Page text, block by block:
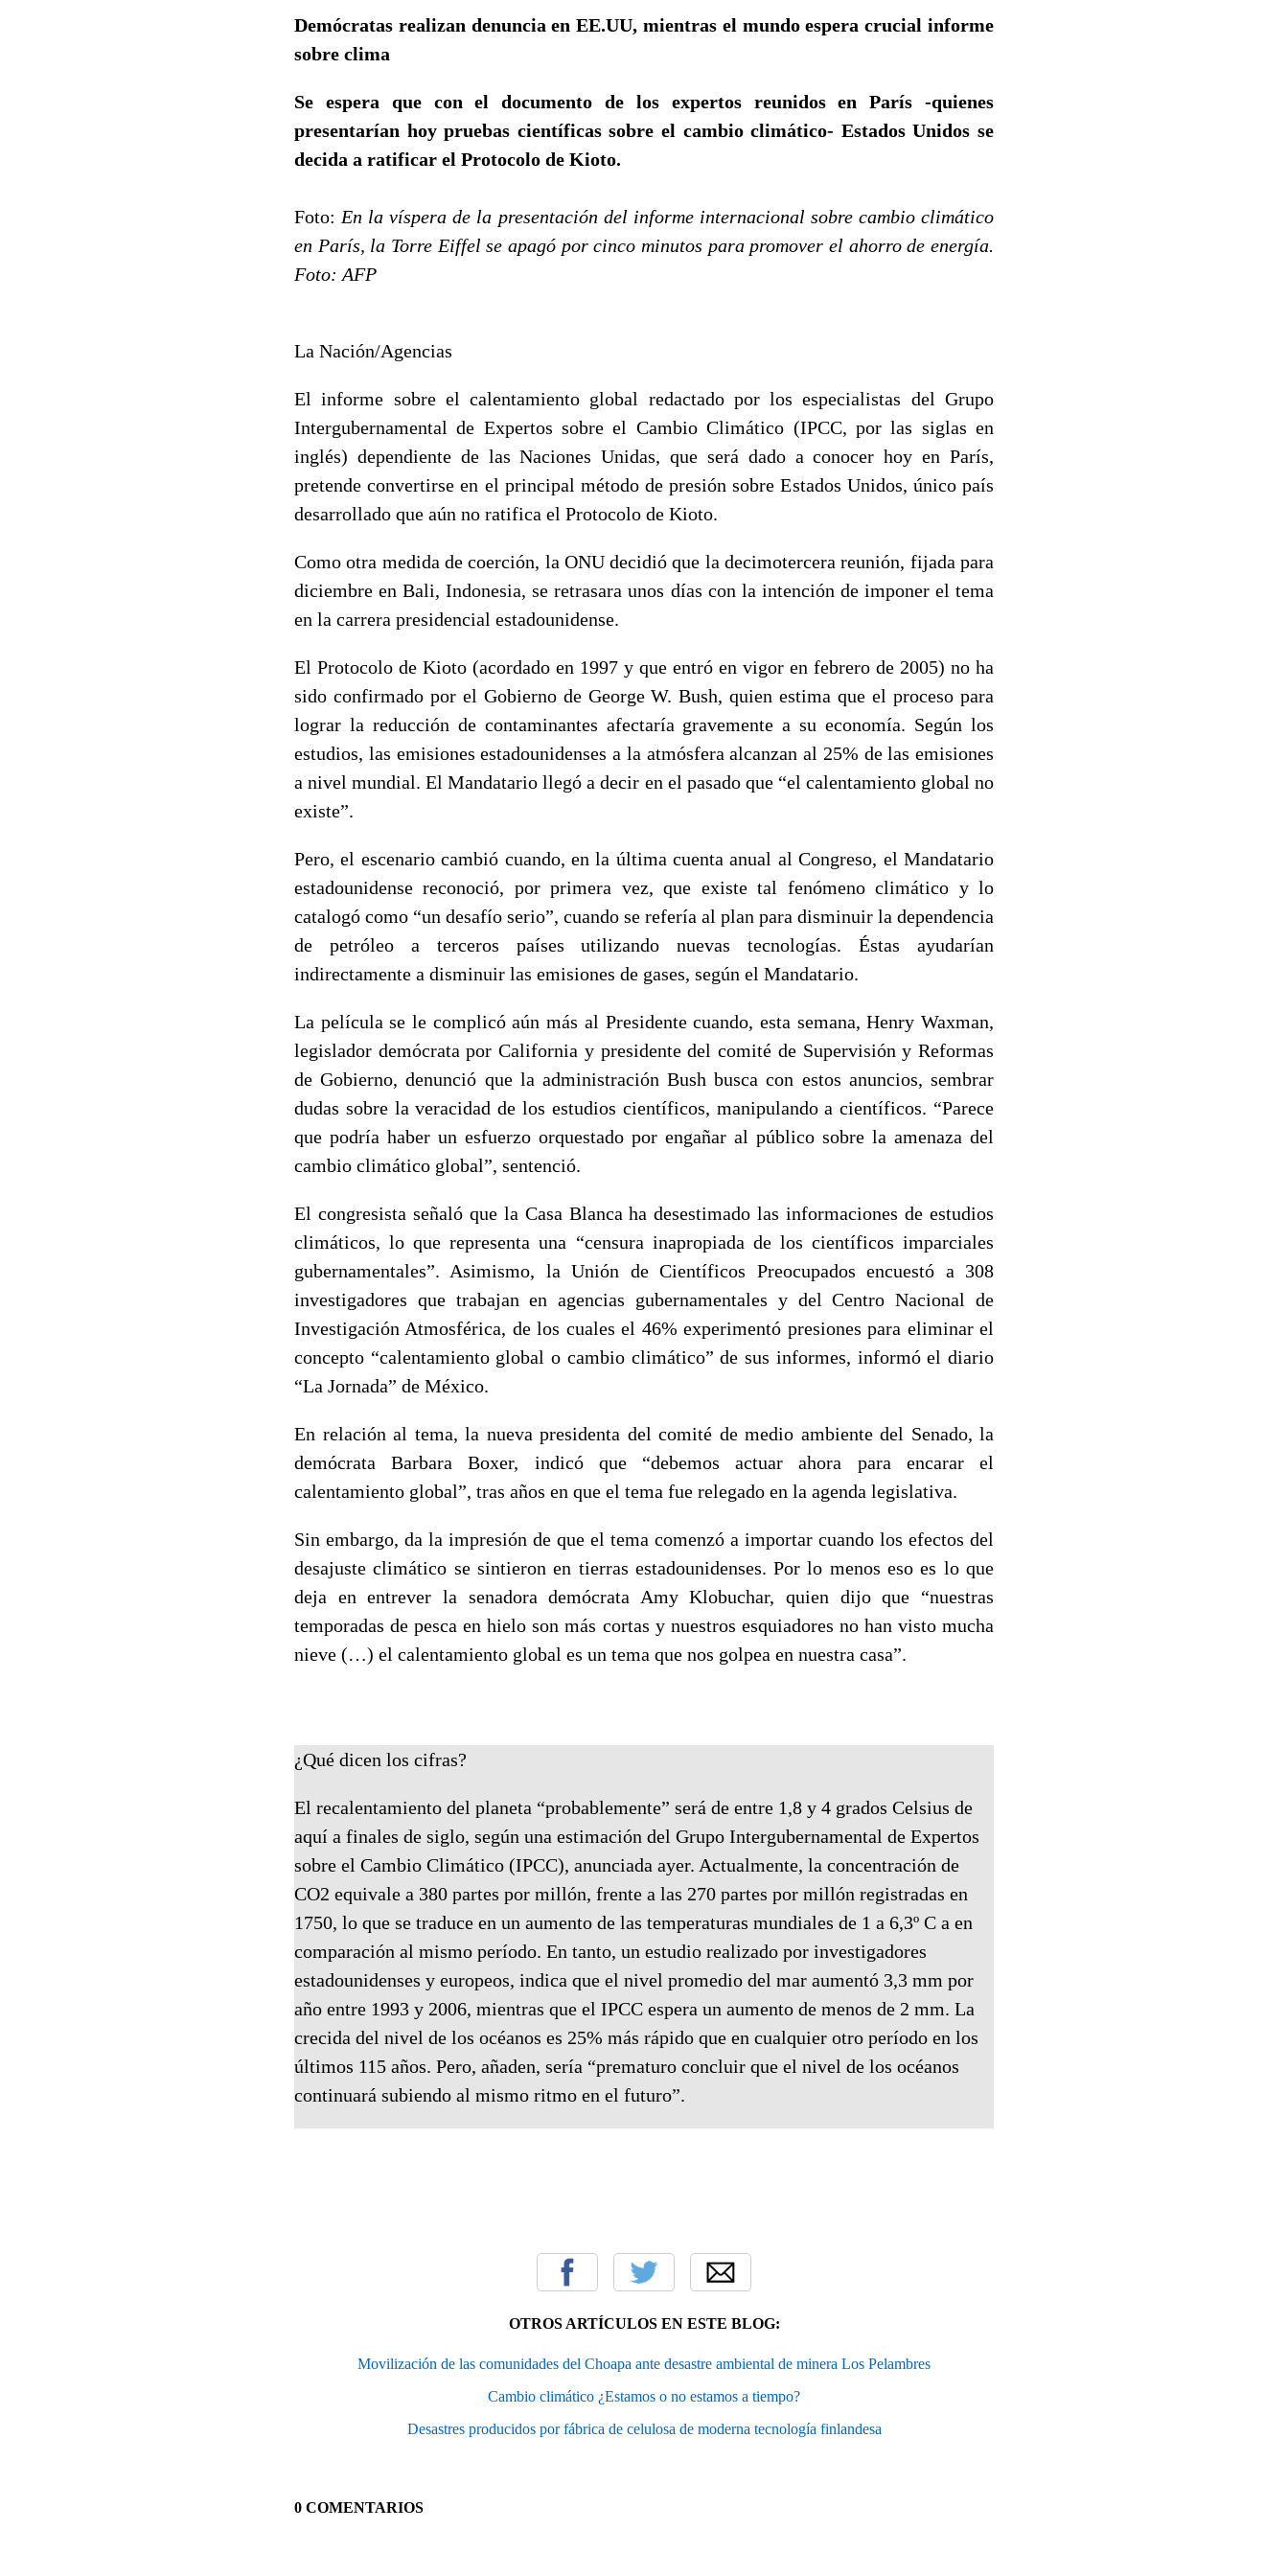
Demócratas realizan denuncia en EE.UU, mientras el mundo espera crucial informe
sobre clima
Se espera que con el documento de los expertos reunidos en París -quienes
presentarían hoy pruebas científicas sobre el cambio climático- Estados Unidos se
decida a ratificar el Protocolo de Kioto.
Foto: En la víspera de la presentación del informe internacional sobre cambio climático
en París, la Torre Eiffel se apagó por cinco minutos para promover el ahorro de energía.
Foto: AFP
La Nación/Agencias
El informe sobre el calentamiento global redactado por los especialistas del Grupo
Intergubernamental de Expertos sobre el Cambio Climático (IPCC, por las siglas en
inglés) dependiente de las Naciones Unidas, que será dado a conocer hoy en París,
pretende convertirse en el principal método de presión sobre Estados Unidos, único país
desarrollado que aún no ratifica el Protocolo de Kioto.
Como otra medida de coerción, la ONU decidió que la decimotercera reunión, fijada para
diciembre en Bali, Indonesia, se retrasara unos días con la intención de imponer el tema
en la carrera presidencial estadounidense.
El Protocolo de Kioto (acordado en 1997 y que entró en vigor en febrero de 2005) no ha
sido confirmado por el Gobierno de George W. Bush, quien estima que el proceso para
lograr la reducción de contaminantes afectaría gravemente a su economía. Según los
estudios, las emisiones estadounidenses a la atmósfera alcanzan al 25% de las emisiones
a nivel mundial. El Mandatario llegó a decir en el pasado que “el calentamiento global no
existe”.
Pero, el escenario cambió cuando, en la última cuenta anual al Congreso, el Mandatario
estadounidense reconoció, por primera vez, que existe tal fenómeno climático y lo
catalogó como “un desafío serio”, cuando se refería al plan para disminuir la dependencia
de petróleo a terceros países utilizando nuevas tecnologías. Éstas ayudarían
indirectamente a disminuir las emisiones de gases, según el Mandatario.
La película se le complicó aún más al Presidente cuando, esta semana, Henry Waxman,
legislador demócrata por California y presidente del comité de Supervisión y Reformas
de Gobierno, denunció que la administración Bush busca con estos anuncios, sembrar
dudas sobre la veracidad de los estudios científicos, manipulando a científicos. “Parece
que podría haber un esfuerzo orquestado por engañar al público sobre la amenaza del
cambio climático global”, sentenció.
El congresista señaló que la Casa Blanca ha desestimado las informaciones de estudios
climáticos, lo que representa una “censura inapropiada de los científicos imparciales
gubernamentales”. Asimismo, la Unión de Científicos Preocupados encuestó a 308
investigadores que trabajan en agencias gubernamentales y del Centro Nacional de
Investigación Atmosférica, de los cuales el 46% experimentó presiones para eliminar el
concepto “calentamiento global o cambio climático” de sus informes, informó el diario
“La Jornada” de México.
En relación al tema, la nueva presidenta del comité de medio ambiente del Senado, la
demócrata Barbara Boxer, indicó que “debemos actuar ahora para encarar el
calentamiento global”, tras años en que el tema fue relegado en la agenda legislativa.
Sin embargo, da la impresión de que el tema comenzó a importar cuando los efectos del
desajuste climático se sintieron en tierras estadounidenses. Por lo menos eso es lo que
deja en entrever la senadora demócrata Amy Klobuchar, quien dijo que “nuestras
temporadas de pesca en hielo son más cortas y nuestros esquiadores no han visto mucha
nieve (…) el calentamiento global es un tema que nos golpea en nuestra casa”.
¿Qué dicen los cifras?
El recalentamiento del planeta “probablemente” será de entre 1,8 y 4 grados Celsius de
aquí a finales de siglo, según una estimación del Grupo Intergubernamental de Expertos
sobre el Cambio Climático (IPCC), anunciada ayer. Actualmente, la concentración de
CO2 equivale a 380 partes por millón, frente a las 270 partes por millón registradas en
1750, lo que se traduce en un aumento de las temperaturas mundiales de 1 a 6,3º C a en
comparación al mismo período. En tanto, un estudio realizado por investigadores
estadounidenses y europeos, indica que el nivel promedio del mar aumentó 3,3 mm por
año entre 1993 y 2006, mientras que el IPCC espera un aumento de menos de 2 mm. La
crecida del nivel de los océanos es 25% más rápido que en cualquier otro período en los
últimos 115 años. Pero, añaden, sería “prematuro concluir que el nivel de los océanos
continuará subiendo al mismo ritmo en el futuro”.
OTROS ARTÍCULOS EN ESTE BLOG:
Movilización de las comunidades del Choapa ante desastre ambiental de minera Los Pelambres
Cambio climático ¿Estamos o no estamos a tiempo?
Desastres producidos por fábrica de celulosa de moderna tecnología finlandesa
0 COMENTARIOS